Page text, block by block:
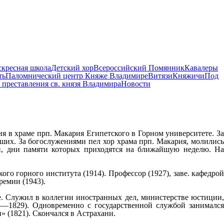
школаДетский хорВсероссийский ПомянникКавалеры
Паломнический центр Княже ВладимиреВитязиКняжичиПод
преставления св. князя ВладимираНовости
в храме прп. Макария Египетского в Горном университете. За
За богослужениями пел хор храма прп. Макария, молились
дни памяти которых приходятся на ближайшую неделю. На
горного института (1914). Профессор (1927), заве. кафедрой
(1943).
в коллегии иностранных дел, министерстве юстиции,
Одновременно с государственной службой занимался
(1821). Скончался в Астрахани.